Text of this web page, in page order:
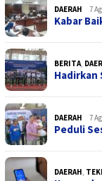
DAERAH 7
Kabar
BERITA
Hadirkan
DAERAH 7
Peduli
DAERAH